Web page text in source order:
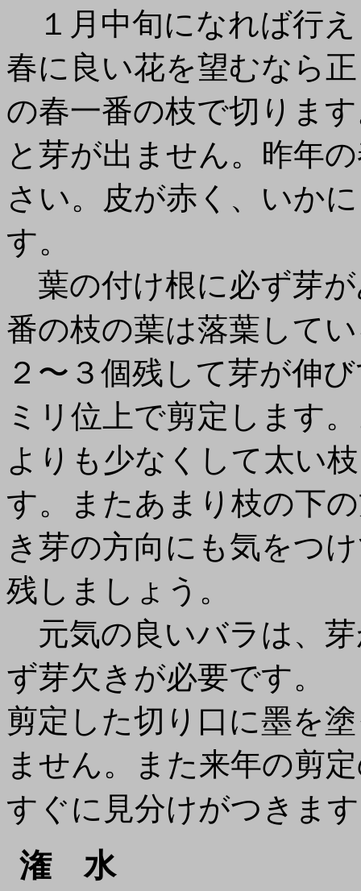
１月中旬になれば行
春に良い花を望むなら
の春一番の枝で切りま
と芽が出ません。昨年
さい。皮が赤く、いか
す。
葉の付け根に必ず芽
番の枝の葉は落葉して
２〜３個残して芽が伸
ミリ位上で剪定します
よりも少なくして太い
す。またあまり枝の下
き芽の方向にも気をつ
残しましょう。
元気の良いバラは、
ず芽欠きが必要です。
剪定した切り口に墨を
ません。また来年の剪
すぐに見分けがつきま
潅 水